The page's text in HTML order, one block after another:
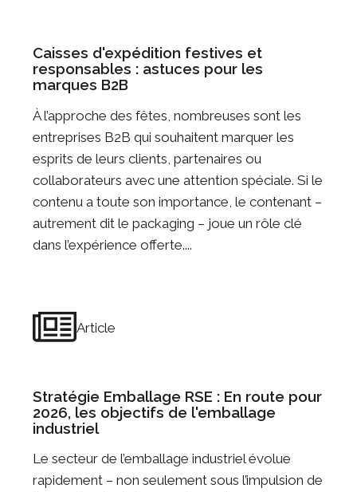
Caisses d'expédition festives et
responsables : astuces pour les
marques B2B
À l’approche des fêtes, nombreuses sont les
entreprises B2B qui souhaitent marquer les
esprits de leurs clients, partenaires ou
collaborateurs avec une attention spéciale. Si le
contenu a toute son importance, le contenant –
autrement dit le packaging – joue un rôle clé
dans l’expérience offerte....
Article
Stratégie Emballage RSE : En route pour
2026, les objectifs de l'emballage
industriel
Le secteur de l’emballage industriel évolue
rapidement – non seulement sous l’impulsion de